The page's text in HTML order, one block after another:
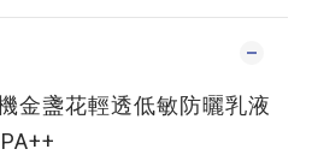
花輕透低敏防曬乳液